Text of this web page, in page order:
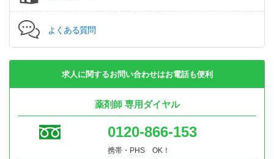
よくある質問
求人に関するお問い合わせはお電話も便利
薬剤師 専用ダイヤル
0120-866-153
携帯・PHS OK！